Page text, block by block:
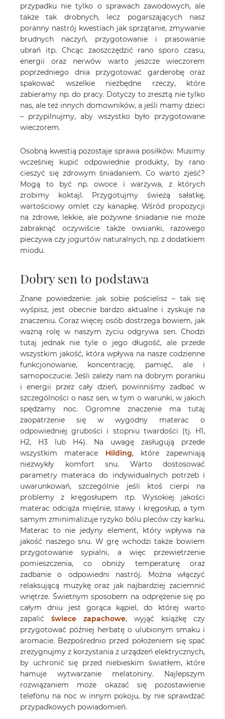
przypadku nie tylko o sprawach zawodowych, ale
także tak drobnych, lecz pogarszających nasz
poranny nastrój kwestiach jak sprzątanie, zmywanie
brudnych naczyń, przygotowanie i prasowanie
ubrań itp. Chcąc zaoszczędzić rano sporo czasu,
energii oraz nerwów warto jeszcze wieczorem
poprzedniego dnia przygotować garderobę oraz
spakować wszelkie niezbędne rzeczy, które
zabieramy np. do pracy. Dotyczy to zresztą nie tylko
nas, ale też innych domowników, a jeśli mamy dzieci
– przypilnujmy, aby wszystko było przygotowane
wieczorem.
Osobną kwestią pozostaje sprawa posiłków. Musimy
wcześniej kupić odpowiednie produkty, by rano
cieszyć się zdrowym śniadaniem. Co warto zjeść?
Mogą to być np. owoce i warzywa, z których
zrobimy koktajl. Przygotujmy świeżą sałatkę,
wartościowy omlet czy kanapkę. Wśród propozycji
na zdrowe, lekkie, ale pożywne śniadanie nie może
zabraknąć oczywiście także owsianki, razowego
pieczywa czy jogurtów naturalnych, np. z dodatkiem
miodu.
Dobry sen to podstawa
Znane powiedzenie: jak sobie pościelisz – tak się
wyśpisz, jest obecnie bardzo aktualne i zyskuje na
znaczeniu. Coraz więcej osób dostrzega bowiem, jak
ważną rolę w naszym życiu odgrywa sen. Chodzi
tutaj jednak nie tyle o jego długość, ale przede
wszystkim jakość, która wpływa na nasze codzienne
funkcjonowanie, koncentrację, pamięć, ale i
samopoczucie. Jeśli zależy nam na dobrym poranku
i energii przez cały dzień, powinniśmy zadbać w
szczególności o nasz sen, w tym o warunki, w jakich
spędzamy noc. Ogromne znaczenie ma tutaj
zaopatrzenie się w wygodny materac o
odpowiedniej grubości i stopniu twardości (tj. H1,
H2, H3 lub H4). Na uwagę zasługują przede
wszystkim materace Hilding, które zapewniają
niezwykły komfort snu. Warto dostosować
parametry materaca do indywidualnych potrzeb i
uwarunkowań, szczególnie jeśli ktoś cierpi na
problemy z kręgosłupem itp. Wysokiej jakości
materac odciąża mięśnie, stawy i kręgosłup, a tym
samym zminimalizuje ryzyko bólu pleców czy karku.
Materac to nie jedyny element, który wpływa na
jakość naszego snu. W grę wchodzi także bowiem
przygotowanie sypialni, a więc przewietrzenie
pomieszczenia, co obniży temperaturę oraz
zadbanie o odpowiedni nastrój. Można włączyć
relaksującą muzykę oraz jak najbardziej zaciemnić
wnętrze. Świetnym sposobem na odprężenie się po
całym dniu jest gorąca kąpiel, do której warto
zapalić świece zapachowe, wyjąć książkę czy
przygotować później herbatę o ulubionym smaku i
aromacie. Bezpośrednio przed położeniem się spać
zrezygnujmy z korzystania z urządzeń elektrycznych,
by uchronić się przed niebieskim światłem, które
hamuje wytwarzanie melatoniny. Najlepszym
rozwiązaniem może okazać się pozostawienie
telefonu na noc w innym pokoju, by nie sprawdzać
przypadkowych powiadomień.